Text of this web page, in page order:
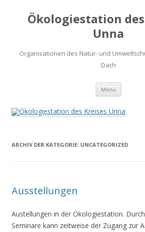
Ökologiestation
Unna
Organisationen des Natur- und
Dach
Menü Zum
springen
ARCHIV DER KATEGORIE: UNCATEGORIZED
Ausstellungen
Austellungen in der Ökologiestation.
Seminare kann zeitweise der Zugang zur